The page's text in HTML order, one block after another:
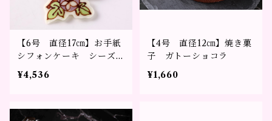
【6号 直径17㎝】お手紙
シフォンケーキ シーズン
デザイン～メッセージを添
えて贈るギフト～
¥4,536
【4号 直径12㎝】焼き菓
子 ガトーショコラ
¥1,660